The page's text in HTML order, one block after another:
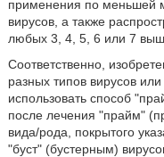
применения по меньшей
вирусов, а также
любых 3, 4, 5, 6 или 7
Соответственно,
разных типов вирусов
использовать способ
после лечения "прайм"
вида/рода, покрытого
"буст" (бустерным)